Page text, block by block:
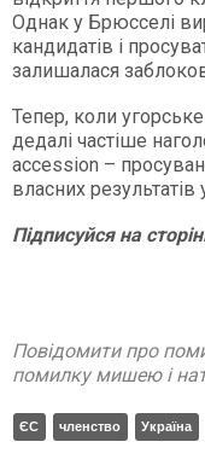
Однак у Брюсселі
кандидатів і
залишалася
Тепер, коли
дедалі частіше
accession –
власних
Підписуйсяна
Повідомити про
помилку мишею і
ЄС членство Україна